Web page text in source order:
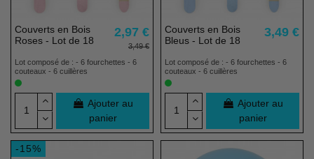
Couverts en Bois
Roses - Lot de 18
2,97 €
3,49 €
Lot composé de : - 6 fourchettes - 6
couteaux - 6 cuillères
Ajouter au
panier
Couverts en Bois
Bleus - Lot de 18
3,49 €
Lot composé de : - 6 fourchettes - 6
couteaux - 6 cuillères
Ajouter au
panier
-15%